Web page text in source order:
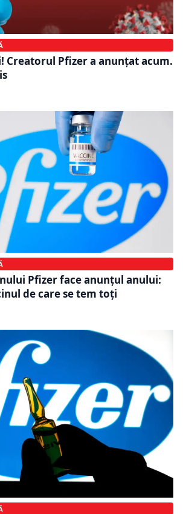
Creatorul Pfizer a anunțat acum.
Pfizer face anunțul anului:
de care se tem toți